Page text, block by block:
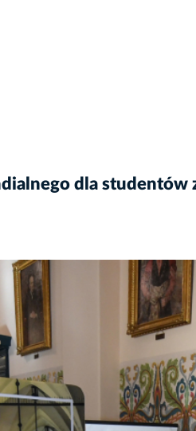
dla